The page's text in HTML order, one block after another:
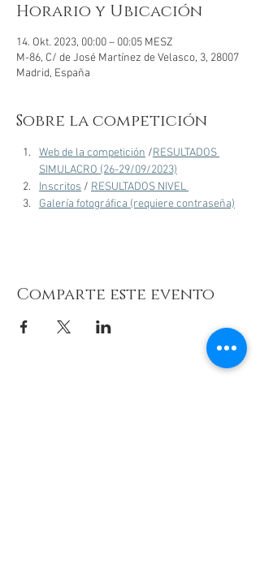
Horario y Ubicación
14. Okt. 2023, 00:00 – 00:05 MESZ
M-86, C/ de José Martínez de Velasco, 3, 28007
Madrid, España
Sobre la competición
Web de la competición /RESULTADOS
SIMULACRO (26-29/09/2023)
Inscritos / RESULTADOS NIVEL
Galería fotográfica (requiere contraseña)
Comparte este evento